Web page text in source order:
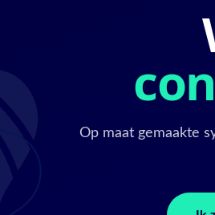
Op maat gemaakte